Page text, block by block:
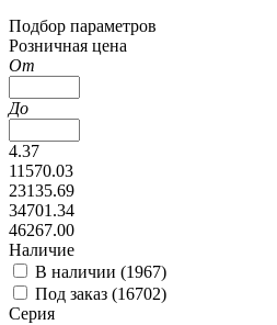
Подбор параметров
Розничная цена
От
До
4.37
11570.03
23135.69
34701.34
46267.00
Наличие
В наличии (1967)
Под заказ (16702)
Серия